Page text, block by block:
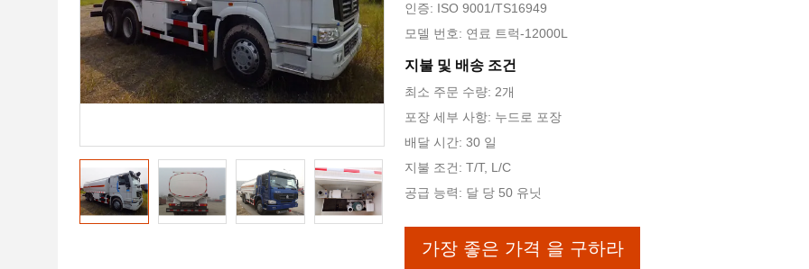
인증: ISO 9001/TS16949
모델 번호: 연료 트럭-12000L
지불 및 배송 조건
최소 주문 수량: 2개
포장 세부 사항: 누드로 포장
배달 시간: 30 일
지불 조건: T/T, L/C
공급 능력: 달 당 50 유닛
가장 좋은 가격 을 구하라